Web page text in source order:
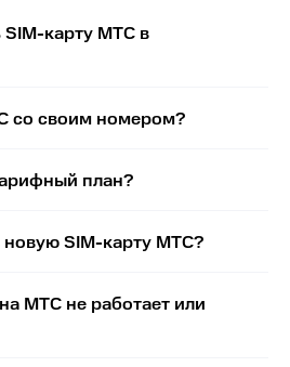
карту МТС в
со своим номером?
план?
новую SIM-карту МТС?
МТС не работает или